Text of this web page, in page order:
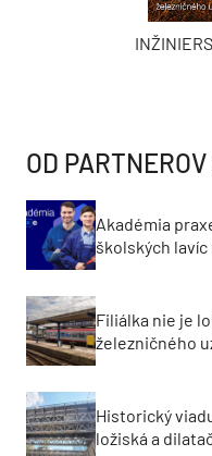
OD
Akadémia
školských
Filiálka nie je
železničného
Historický
ložiská a